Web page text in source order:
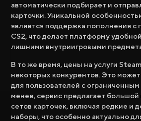
автоматически подбирает и
карточки. Уникальной
является поддержка пополнения
CS2, что делает платформу
лишними внутриигровыми
В то же время, цены на услуги
некоторых конкурентов. Это
для пользователей с
менее, сервис предлагает
сетов карточек, включая редкие и
наборы, что особенно актуально